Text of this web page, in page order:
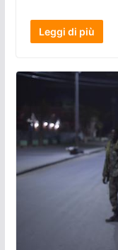
Leggi di più